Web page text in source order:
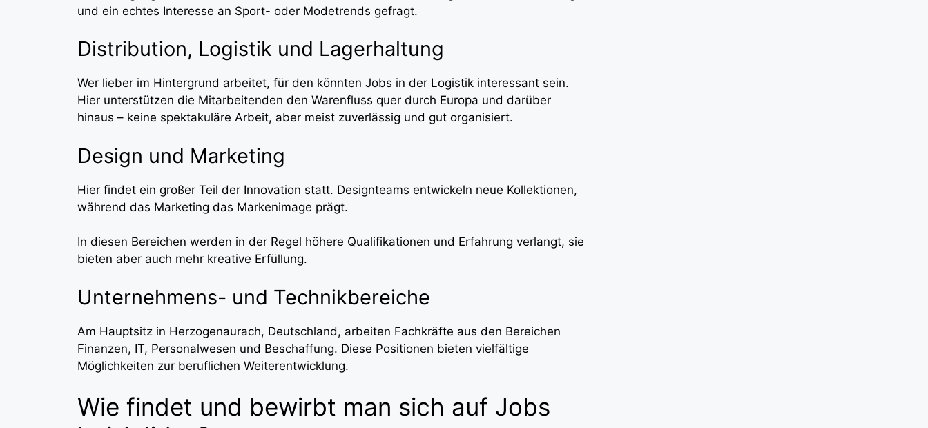
und ein echtes Interesse an Sport- oder Modetrends gefragt.
Distribution, Logistik und Lagerhaltung
Wer lieber im Hintergrund arbeitet, für den könnten Jobs in der Logistik interessant sein.
Hier unterstützen die Mitarbeitenden den Warenfluss quer durch Europa und darüber
hinaus – keine spektakuläre Arbeit, aber meist zuverlässig und gut organisiert.
Design und Marketing
Hier findet ein großer Teil der Innovation statt. Designteams entwickeln neue Kollektionen,
während das Marketing das Markenimage prägt.
In diesen Bereichen werden in der Regel höhere Qualifikationen und Erfahrung verlangt, sie
bieten aber auch mehr kreative Erfüllung.
Unternehmens- und Technikbereiche
Am Hauptsitz in Herzogenaurach, Deutschland, arbeiten Fachkräfte aus den Bereichen
Finanzen, IT, Personalwesen und Beschaffung. Diese Positionen bieten vielfältige
Möglichkeiten zur beruflichen Weiterentwicklung.
Wie findet und bewirbt man sich auf Jobs